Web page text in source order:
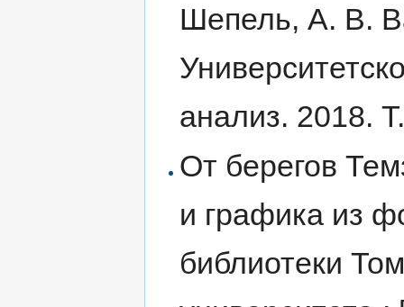
Шепель, А. В.
анализ. 2018.
От берегов
и графика из
библиотеки